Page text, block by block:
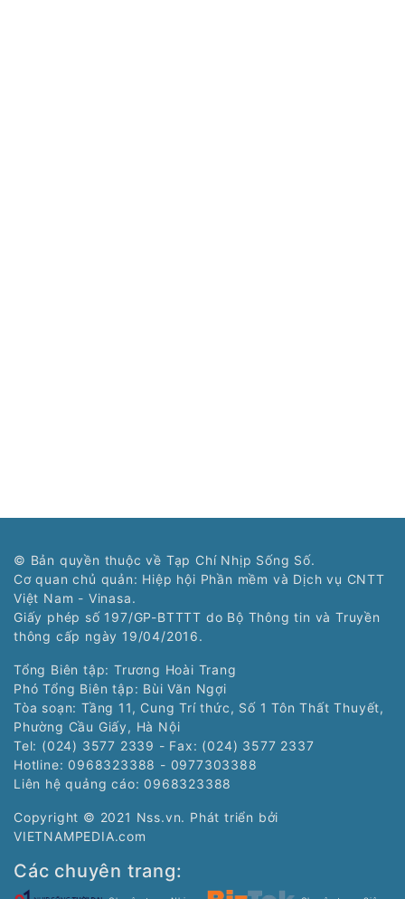
© Bản quyền thuộc về Tạp Chí Nhịp Sống Số.
Cơ quan chủ quản: Hiệp hội Phần mềm và Dịch vụ CNTT
Việt Nam - Vinasa.
Giấy phép số 197/GP-BTTTT do Bộ Thông tin và Truyền
thông cấp ngày 19/04/2016.
Tổng Biên tập: Trương Hoài Trang
Phó Tổng Biên tập: Bùi Văn Ngợi
Tòa soạn: Tầng 11, Cung Trí thức, Số 1 Tôn Thất Thuyết,
Phường Cầu Giấy, Hà Nội
Tel: (024) 3577 2339 - Fax: (024) 3577 2337
Hotline: 0968323388 - 0977303388
Liên hệ quảng cáo: 0968323388
Copyright © 2021 Nss.vn. Phát triển bởi
VIETNAMPEDIA.com
Các chuyên trang: